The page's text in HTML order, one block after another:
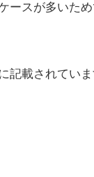
ースが多いた
記載されてい